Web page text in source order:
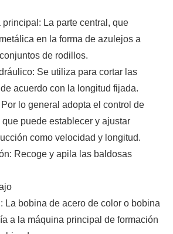
La parte central, que
en la forma de azulejos a
de rodillos.
Se utiliza para cortar las
acuerdo con la longitud fijada.
lo general adopta el control de
puede establecer y ajustar
como velocidad y longitud.
Recoge y apila las baldosas
La bobina de acero de color o bobina
a la máquina principal de formación